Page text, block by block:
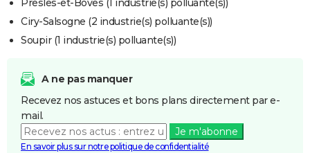
Presles-et-Boves (1 industrie(s) polluante(s))
Ciry-Salsogne (2 industrie(s) polluante(s))
Soupir (1 industrie(s) polluante(s))
A ne pas manquer
Recevez nos astuces et bons plans directement par e-
mail.
Je m'abonne
En savoir plus sur notre politique de confidentialité